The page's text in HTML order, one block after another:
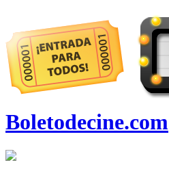
Boletodecine.com